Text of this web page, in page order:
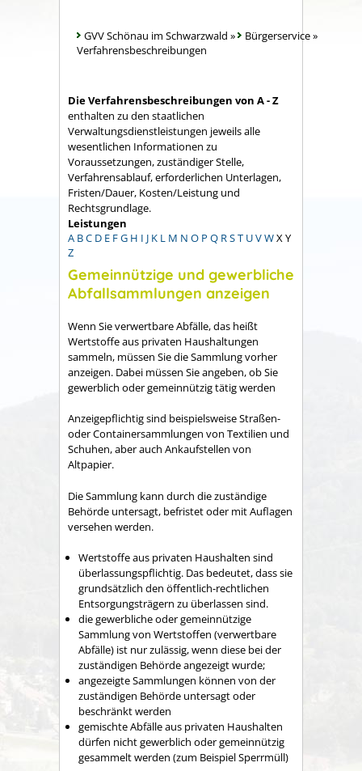
GVV Schönau im Schwarzwald » Bürgerservice»
Verfahrensbeschreibungen
Die Verfahrensbeschreibungen von A - Z
enthalten zu den staatlichen
Verwaltungsdienstleistungen jeweils alle
wesentlichen Informationen zu
Voraussetzungen, zuständiger Stelle,
Verfahrensablauf, erforderlichen Unterlagen,
Fristen/Dauer, Kosten/Leistung und
Rechtsgrundlage.
Leistungen
A BC D E FG H I J K L M N O P Q RST UVWX Y
Z
Gemeinnützige und gewerbliche
Abfallsammlungen anzeigen
Wenn Sie verwertbare Abfälle, das heißt
Wertstoffe aus privaten Haushaltungen
sammeln, müssen Sie die Sammlung vorher
anzeigen. Dabei müssen Sie angeben, ob Sie
gewerblich oder gemeinnützig tätig werden
Anzeigepflichtig sind beispielsweise Straßen-
oder Containersammlungen von Textilien und
Schuhen, aber auch Ankaufstellen von
Altpapier.
Die Sammlung kann durch die zuständige
Behörde untersagt, befristet oder mit Auflagen
versehen werden.
Wertstoffe aus privaten Haushalten sind
überlassungspflichtig. Das bedeutet, dass sie
grundsätzlich den öffentlich-rechtlichen
Entsorgungsträgern zu überlassen sind.
die gewerbliche oder gemeinnützige
Sammlung von Wertstoffen (verwertbare
Abfälle) ist nur zulässig, wenn diese bei der
zuständigen Behörde angezeigt wurde;
angezeigte Sammlungen können von der
zuständigen Behörde untersagt oder
beschränkt werden
gemischte Abfälle aus privaten Haushalten
dürfen nicht gewerblich oder gemeinnützig
gesammelt werden (zum Beispiel Sperrmüll)